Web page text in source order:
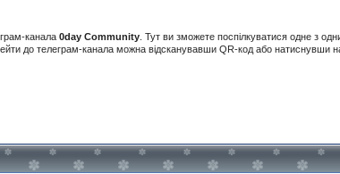
канала 0day Community . Тут ви зможете поспілкуватися одне з
до телеграм-канала можна відсканувавши QR-код або натиснувши